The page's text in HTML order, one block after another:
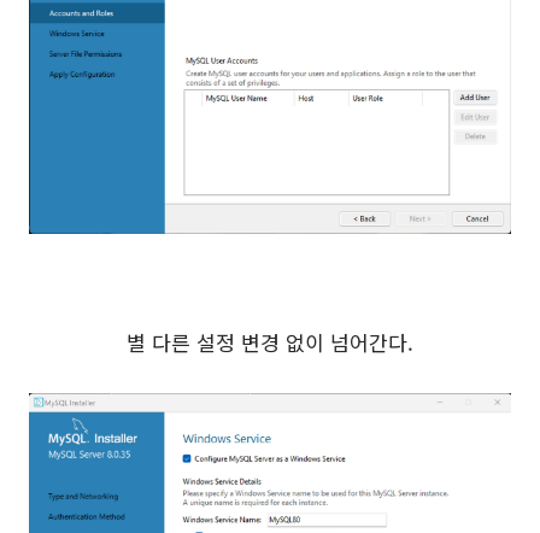
별 다른 설정 변경 없이 넘어간다.